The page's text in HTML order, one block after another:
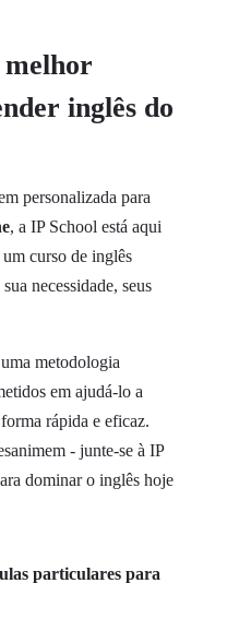
melhor
inglês do
personalizada para
, a IP School está aqui
curso de inglês
necessidade, seus
metodologia
em ajudá-lo a
rápida e eficaz.
- junte-se à IP
dominar o inglês hoje
particulares para